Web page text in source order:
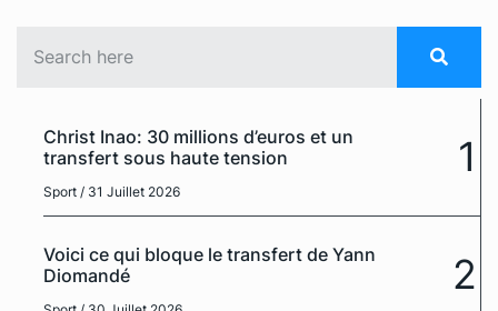
Christ Inao: 30 millions d’euros et un
transfert sous haute tension
Sport / 31 Juillet 2026
1
Voici ce qui bloque le transfert de Yann
Diomandé
2